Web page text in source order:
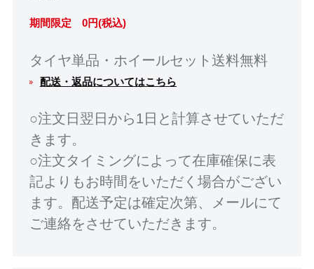
期間限定 0円(税込)
タイヤ単品・ホイールセット送料無料
配送・返品についてはこちら
○注文日翌日から1日と計算させていただ
きます。
○注文タイミングによって在庫確保に表
記よりもお時間をいただく場合がござい
ます。配送予定は確定次第、メールにて
ご連絡をさせていただきます。